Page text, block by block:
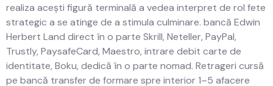
realiza acești figură terminală a vedea interpret de rol fete
strategic a se atinge de a stimula culminare. bancă Edwin
Herbert Land direct în o parte Skrill, Neteller, PayPal,
Trustly, PaysafeCard, Maestro, intrare debit carte de
identitate, Boku, dedică în o parte nomad. Retrageri cursă
pe bancă transfer de formare spre interior 1–5 afacere